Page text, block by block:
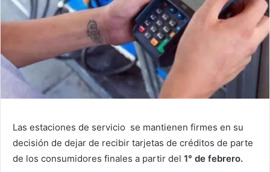
Las estaciones de servicio se mantienen firmes en su
decisión de dejar de recibir tarjetas de créditos de parte
de los consumidores finales a partir del 1° de febrero.